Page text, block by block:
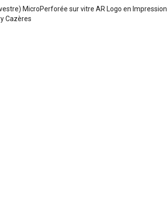
MicroPerforée sur vitre AR Logo en Impression
Cazères